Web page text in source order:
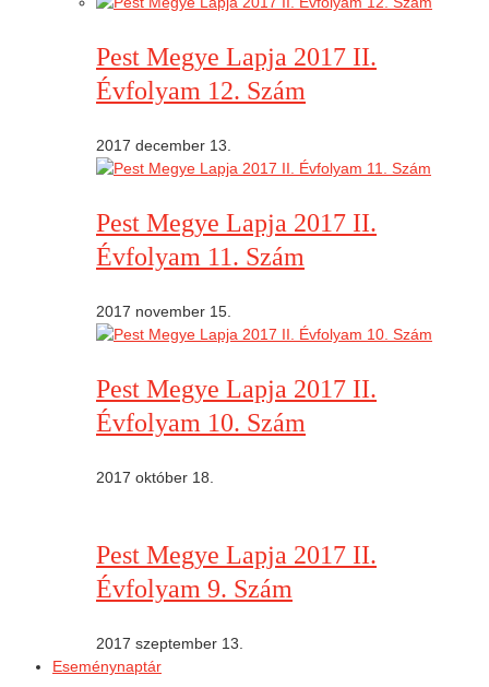
Pest Megye Lapja 2017 II.
Évfolyam 12. Szám
2017 december 13.
Pest Megye Lapja 2017 II.
Évfolyam 11. Szám
2017 november 15.
Pest Megye Lapja 2017 II.
Évfolyam 10. Szám
2017 október 18.
Pest Megye Lapja 2017 II.
Évfolyam 9. Szám
2017 szeptember 13.
Eseménynaptár